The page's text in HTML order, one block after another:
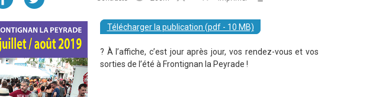
Télécharger la publication (pdf - 10 MB)
? À l’affiche, c’est jour après jour, vos rendez-vous et vos
sorties de l’été à Frontignan la Peyrade !